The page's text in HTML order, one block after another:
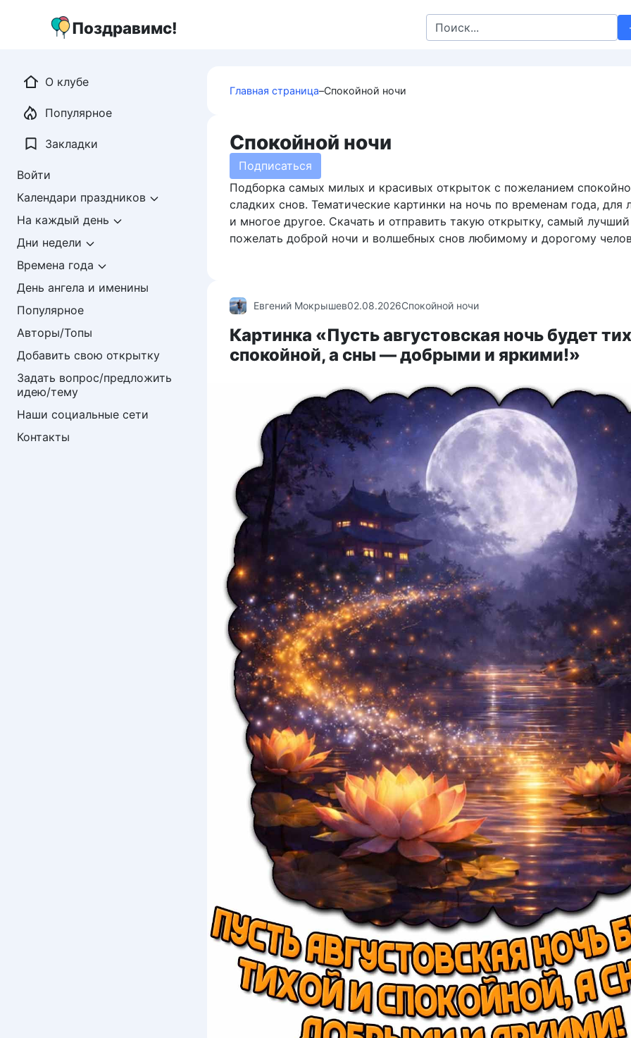
Поздравимс!
Search
for:
Главная страница–Спокойной ночи
Спокойной ночи
Подписаться
Подборка самых милых и красивых открыток с пожеланием
сладких снов. Тематические картинки на ночь по временам года,
и многое другое. Скачать и отправить такую открытку, самый
пожелать доброй ночи и волшебных снов любимому и дорогому
Евгений Мокрышев02.08.2026Спокойной ночи
Картинка «Пусть августовская ночь будет
спокойной, а сны — добрыми и яркими!»
О клубе
Популярное
Закладки
Войти
Календари праздников
На каждый день
Дни недели
Времена года
День ангела и именины
Популярное
Авторы/Топы
Добавить свою открытку
Задать вопрос/предложить
идею/тему
Наши социальные сети
Контакты